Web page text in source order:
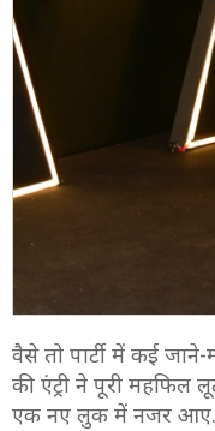
वैसे तो पार्टी में कई
की एंट्री ने पूरी महफिल
एक नए लुक में नजर आए.